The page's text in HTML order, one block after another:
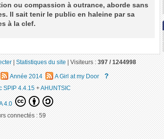
ou compassion à outrance, aborde sans
Il sait tenir le public en haleine par sa
à la clef.
|Statistiques du site|Visiteurs :397 / 1244998
Année 2014 A Girl at my Door ?
SPIP 4.4.15+AHUNTSIC
4.0
connectés :59